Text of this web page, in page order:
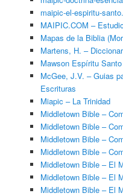
maipic-el-espiritu-
MAIPIC.COM –
Mapas de la Biblia
Martens, H. –
Mawson Espíritu Santo
McGee, J.V. – Guias
Escrituras
Miapic – La Trinidad
Middletown Bible –
Middletown Bible –
Middletown Bible –
Middletown Bible –
Middletown Bible – El
Middletown Bible – El
Middletown Bible – El